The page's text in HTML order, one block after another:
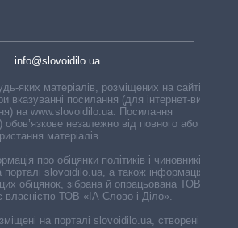
info@slovoidilo.ua
яких матеріалів, розміщених на сайті,
вказуванні посилання (для інтернет-видань
на www.slovoidilo.ua. Посилання
обов’язкове незалежно від повного або
матеріалів.
про обіцянки політиків і чиновників,
slovoidilo.ua, а також інформація про
обіцянок, зібрана й опрацьована ТОВ «ІА
власністю ТОВ «ІА Слово і Діло».
на порталі slovoidilo.ua, створені ГО